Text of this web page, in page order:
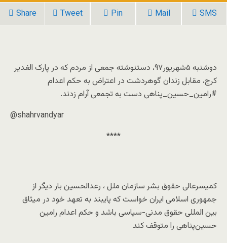
Share Tweet Pin Mail SMS
دوشنبه ۵شهریور۹۷، دستنوشته جمعی از مردم که در پارک الغدیر
کرج، مقابل زندان گوهردشت در اعتراض به حکم اعدام
#رامین_حسین_پناهی دست به تجمعی آرام زدند.
@shahrvandyar
****
کمیسرعالی حقوق بشر سازمان ملل ، رعدالحسین بار دیگر از
جمهوری اسلامی ایران خواست که پایبند به تعهد خود در میثاق
بین المللی حقوق مدنی-سیاسی باشد و حکم اعدام رامین
حسین‌پناهی را متوقف کند